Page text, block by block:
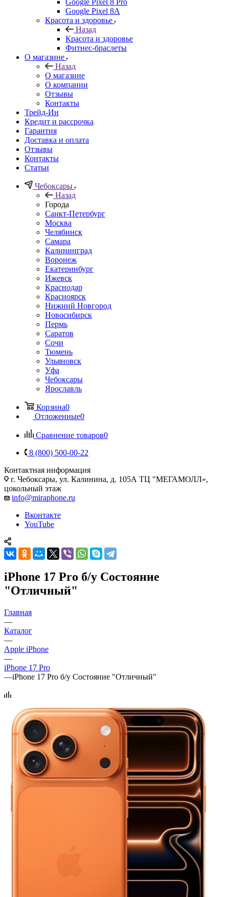
Google Pixel 8 Pro
Google Pixel 8A
Красота и здоровье
Назад
Красота и здоровье
Фитнес-браслеты
О магазине
Назад
О магазине
О компании
Отзывы
Контакты
Трейд-Ин
Кредит и рассрочка
Гарантия
Доставка и оплата
Отзывы
Контакты
Статьи
Чебоксары
Назад
Города
Санкт-Петербург
Москва
Челябинск
Самара
Калининград
Воронеж
Екатеринбург
Ижевск
Краснодар
Красноярск
Нижний Новгород
Новосибирск
Пермь
Саратов
Сочи
Тюмень
Ульяновск
Уфа
Чебоксары
Ярославль
Корзина0
Отложенные0
Сравнение товаров0
8 (800) 500-00-22
Контактная информация
г. Чебоксары, ул. Калинина, д. 105А ТЦ "МЕГАМОЛЛ»,
цокольный этаж
info@miraphone.ru
Вконтакте
YouTube
iPhone 17 Pro б/у Состояние
"Отличный"
Главная
—
Каталог
—
Apple iPhone
—
iPhone 17 Pro
—iPhone 17 Pro б/у Состояние "Отличный"